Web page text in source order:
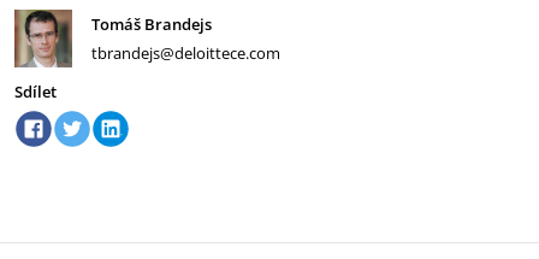
Tomáš Brandejs
tbrandejs@deloittece.com
Sdílet